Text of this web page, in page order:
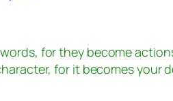
for they become
for it becomes your